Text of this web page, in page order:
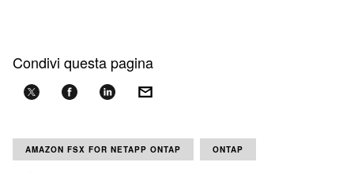
Condivi questa pagina
AMAZON FSX FOR NETAPP ONTAP ONTAP